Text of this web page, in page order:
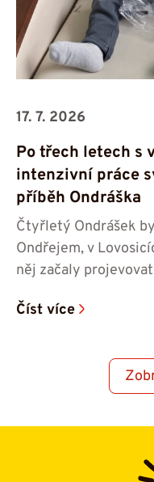
17. 7. 2026
Po třech letech s
intenzivní práce
příběh Ondráška
Čtyřletý Ondrášek
Ondřejem, v
něj začaly
Číst více